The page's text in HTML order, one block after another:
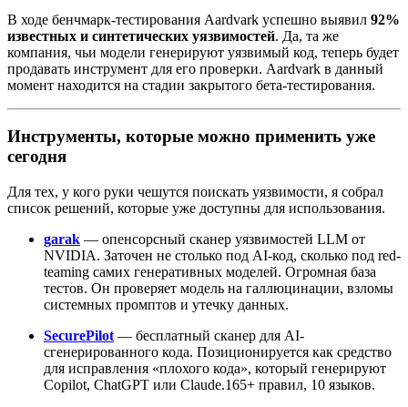
В ходе бенчмарк-тестирования Aardvark успешно выявил 92%
известных и синтетических уязвимостей. Да, та же
компания, чьи модели генерируют уязвимый код, теперь будет
продавать инструмент для его проверки. Aardvark в данный
момент находится на стадии закрытого бета-тестирования.
Инструменты, которые можно применить уже
сегодня
Для тех, у кого руки чешутся поискать уязвимости, я собрал
список решений, которые уже доступны для использования.
garak — опенсорсный сканер уязвимостей LLM от
NVIDIA. Заточен не столько под AI-код, сколько под red-
teaming самих генеративных моделей. Огромная база
тестов. Он проверяет модель на галлюцинации, взломы
системных промптов и утечку данных.
SecurePilot — бесплатный сканер для AI-
сгенерированного кода. Позиционируется как средство
для исправления «плохого кода», который генерируют
Copilot, ChatGPT или Claude.165+ правил, 10 языков.